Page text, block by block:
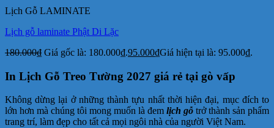
Lịch Gỗ LAMINATE
Lịch gỗ laminate Phật Di Lặc
180.000₫ Giá gốc là: 180.000₫.95.000₫Giá hiện tại là: 95.000₫.
In Lịch Gỗ Treo Tường 2027 giá rẻ tại gò vấp
Không dừng lại ở những thành tựu nhất thời hiện đại, mục đích to
lớn hơn mà chúng tôi mong muốn là đem lịch gỗ trở thành sản phẩm
trang trí, làm đẹp cho tất cả mọi ngôi nhà của người Việt Nam.